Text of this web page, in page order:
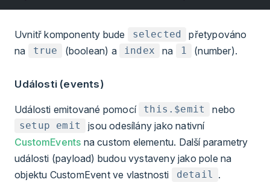
Uvnitř komponenty bude selected
přetypováno
na
true (boolean) a index na 1 (number).
Události (events)
Události emitované pomocí this.$emit nebo
setup emit
jsou odesílány jako nativní
CustomEvents na custom elementu. Další parametry
události (payload) budou vystaveny jako pole na
objektu CustomEvent ve vlastnosti
detail .